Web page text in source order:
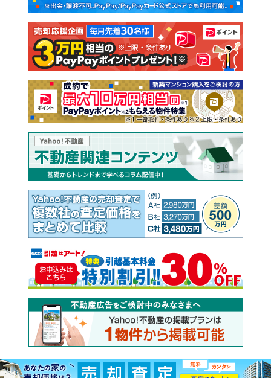
注文住宅 土地
売却査定